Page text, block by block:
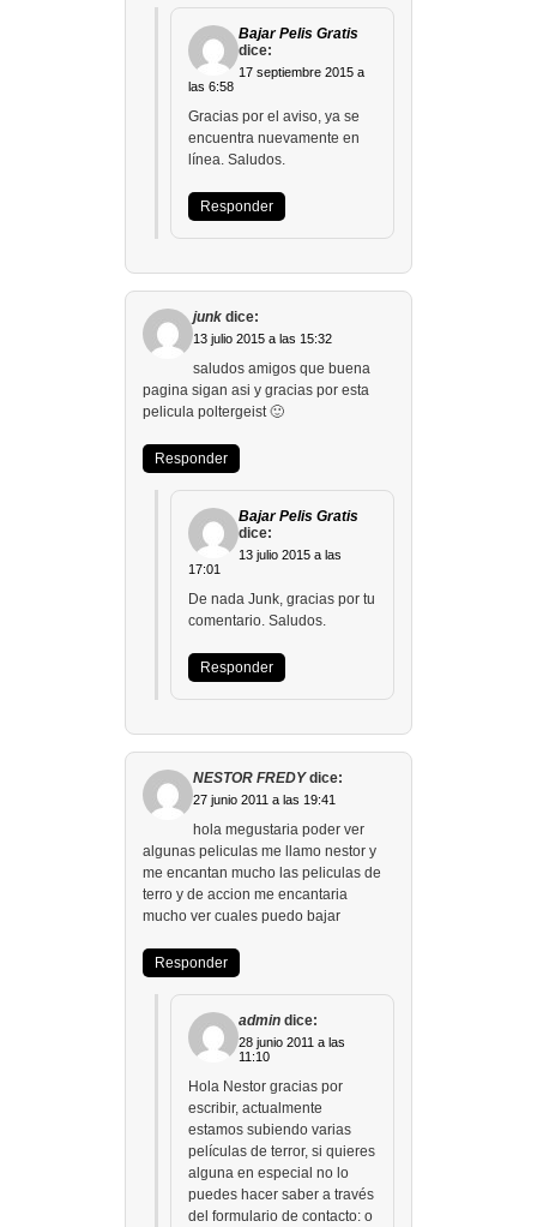
Bajar Pelis Gratis
dice:
17 septiembre 2015 a
las 6:58
Gracias por el aviso, ya se
encuentra nuevamente en
línea. Saludos.
Responder
junk dice:
13 julio 2015 a las 15:32
saludos amigos que buena
pagina sigan asi y gracias por esta
pelicula poltergeist 🙂
Responder
Bajar Pelis Gratis
dice:
13 julio 2015 a las
17:01
De nada Junk, gracias por tu
comentario. Saludos.
Responder
NESTOR FREDY dice:
27 junio 2011 a las 19:41
hola megustaria poder ver
algunas peliculas me llamo nestor y
me encantan mucho las peliculas de
terro y de accion me encantaria
mucho ver cuales puedo bajar
Responder
admin dice:
28 junio 2011 a las
11:10
Hola Nestor gracias por
escribir, actualmente
estamos subiendo varias
películas de terror, si quieres
alguna en especial no lo
puedes hacer saber a través
del formulario de contacto: o